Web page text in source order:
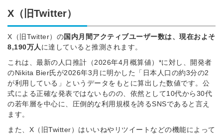
X（旧Twitter）
X（旧Twitter）の国内月間アクティブユーザー数は、現在およそ
8,190万人 に達していると推測されます。
これは、最新の人口推計（2026年4月概算値）*に対し、開発者
のNikita Bier氏が2026年3月に明かした「日本人口の約3分の2
が利用している」というデータをもとに算出した数値です。公
式による正確な発表ではないものの、依然として10代から30代
の若年層を中心に、圧倒的な利用規模を誇るSNSであると言え
ます。
また、X（旧Twitter）はいいねやリツイートなどの機能によって